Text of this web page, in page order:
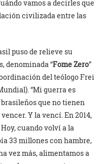
vamos a decirles que
civilizada entre las
puso de relieve su
denominada “Fome Zero”
del teólogo Frei
“Mi guerra es
que no tienen
Y la vencí. En 2014,
cuando volví a la
33 millones con hambre,
vez más, alimentamos a